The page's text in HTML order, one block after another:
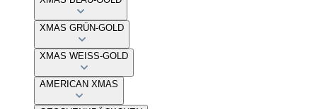
XMAS GRÜN-GOLD
XMAS WEISS-GOLD
AMERICAN XMAS